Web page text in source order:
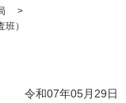
局 >
班）
令和07年05月29日